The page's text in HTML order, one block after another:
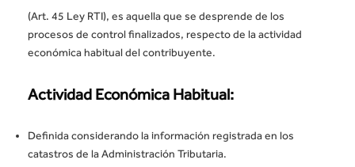
(Art. 45 Ley RTI), es aquella que se desprende de los
procesos de control finalizados, respecto de la actividad
económica habitual del contribuyente.
Actividad Económica Habitual:
Definida considerando la información registrada en los
catastros de la Administración Tributaria.